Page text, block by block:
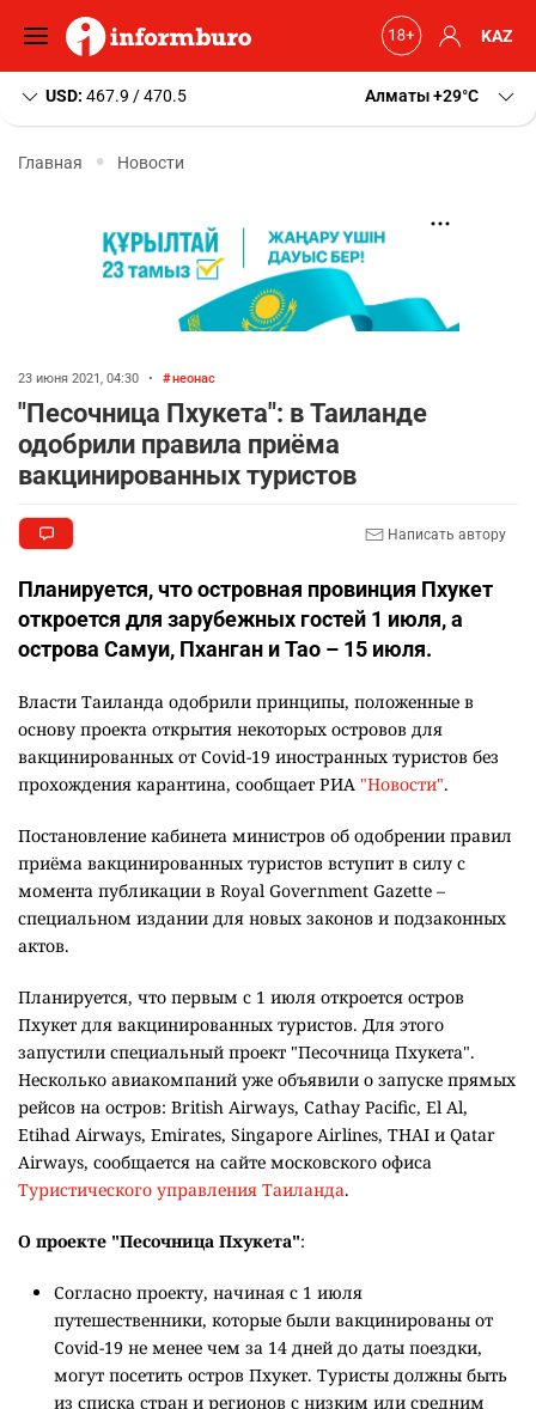
KAZ
USD: 467.9 / 470.5 Алматы+29 C
Главная Новости
23 июня 2021, 04:30 • неонас
"Песочница Пхукета": в Таиланде
одобрили правила приёма
вакцинированных туристов
Написать автору
Планируется, что островная провинция Пхукет
откроется для зарубежных гостей 1 июля, а
острова Самуи, Пханган и Тао – 15 июля.
Власти Таиланда одобрили принципы, положенные в
основу проекта открытия некоторых островов для
вакцинированных от Covid-19 иностранных туристов без
прохождения карантина, сообщает РИА "Новости".
Постановление кабинета министров об одобрении правил
приёма вакцинированных туристов вступит в силу с
момента публикации в Royal Government Gazette –
специальном издании для новых законов и подзаконных
актов.
Планируется, что первым с 1 июля откроется остров
Пхукет для вакцинированных туристов. Для этого
запустили специальный проект "Песочница Пхукета".
Несколько авиакомпаний уже объявили о запуске прямых
рейсов на остров: British Airways, Cathay Pacific, El Al,
Etihad Airways, Emirates, Singapore Airlines, THAI и Qatar
Airways, сообщается на сайте московского офиса
Туристического управления Таиланда.
О проекте "Песочница Пхукета":
Согласно проекту, начиная с 1 июля
путешественники, которые были вакцинированы от
Covid-19 не менее чем за 14 дней до даты поездки,
могут посетить остров Пхукет. Туристы должны быть
из списка стран и регионов с низким или средним